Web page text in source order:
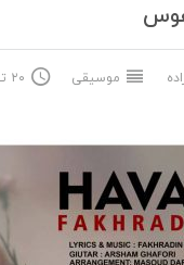
موسیقی ۲۰ تیر ۱۴۰۱